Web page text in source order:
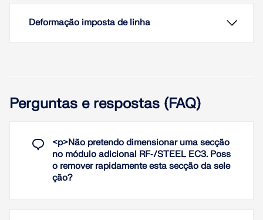
Devido à visualização fotorrealística dos modelos
das cores pode ser ajustada livremente e guardada
separadamente para o monitor e para a impressão.
Ler mais
Deformação imposta de linha
Para linhas apoiadas, podem ser definidas
deformações imposta de linha no RFEM. Com isso,
Perguntas e respostas (FAQ)
<p>Não pretendo dimensionar uma secção
no módulo adicional RF‑/STEEL EC3. Poss
o remover rapidamente esta secção da sele
ção?